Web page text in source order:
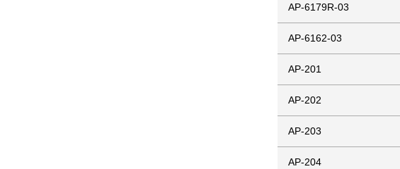
AP-6179R-03
AP-6162-03
AP-201
AP-202
AP-203
AP-204